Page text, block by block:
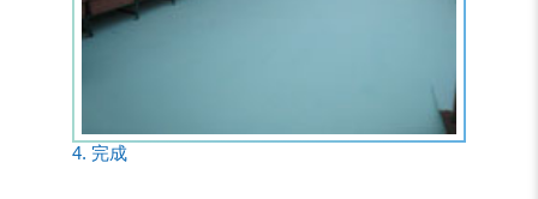
4. 完成